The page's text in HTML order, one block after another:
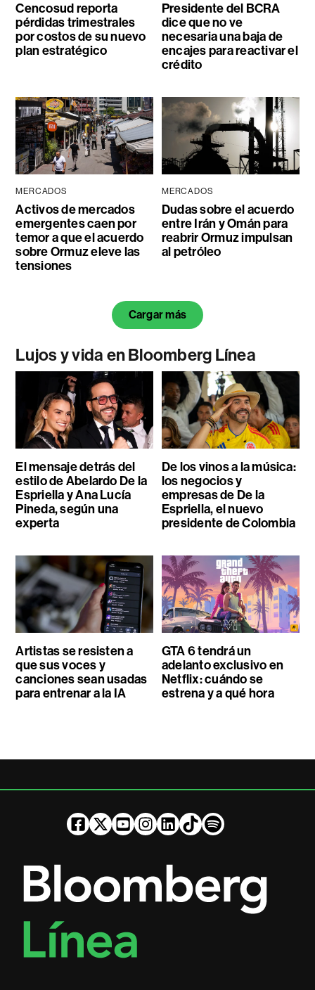
Cencosud reporta
pérdidas trimestrales
por costos de su nuevo
plan estratégico
Presidente del BCRA
dice que no ve
necesaria una baja de
encajes para reactivar el
crédito
MERCADOS
Activos de mercados
emergentes caen por
temor a que el acuerdo
sobre Ormuz eleve las
tensiones
MERCADOS
Dudas sobre el acuerdo
entre Irán y Omán para
reabrir Ormuz impulsan
al petróleo
Cargar más
Lujos y vida en Bloomberg Línea
El mensaje detrás del
estilo de Abelardo De la
Espriella y Ana Lucía
Pineda, según una
experta
De los vinos a la música:
los negocios y
empresas de De la
Espriella, el nuevo
presidente de Colombia
Artistas se resisten a
que sus voces y
canciones sean usadas
para entrenar a la IA
GTA 6 tendrá un
adelanto exclusivo en
Netflix: cuándo se
estrena y a qué hora